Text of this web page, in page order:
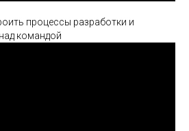
процессы разработки и
командой